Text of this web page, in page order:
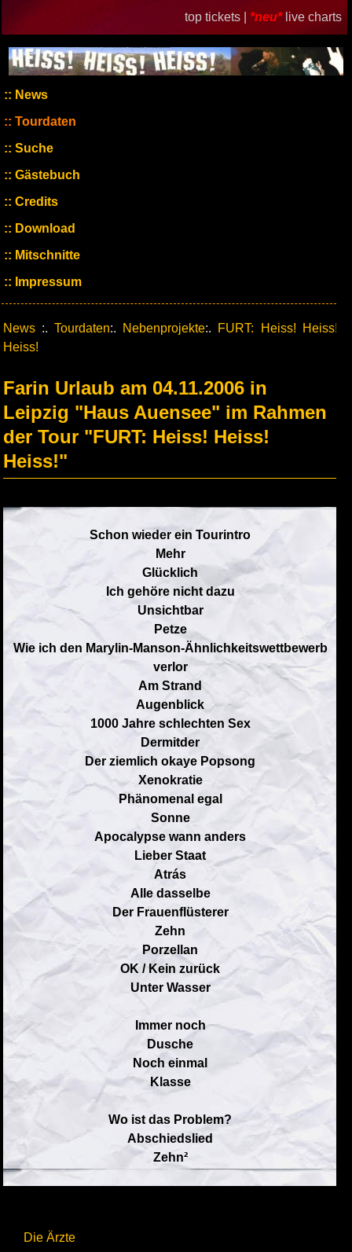
top tickets | *neu* live charts
News
Tourdaten
Suche
Gästebuch
Credits
Download
Mitschnitte
Impressum
Die Ärzte
News :.Tourdaten:. Nebenprojekte:. FURT: Heiss! Heiss!
Heiss!
Farin Urlaub am 04.11.2006 in
Leipzig "Haus Auensee" im Rahmen
der Tour "FURT: Heiss! Heiss!
Heiss!"
Schon wieder ein Tourintro
Mehr
Glücklich
Ich gehöre nicht dazu
Unsichtbar
Petze
Wie ich den Marylin-Manson-Ähnlichkeitswettbewerb
verlor
Am Strand
Augenblick
1000 Jahre schlechten Sex
Dermitder
Der ziemlich okaye Popsong
Xenokratie
Phänomenal egal
Sonne
Apocalypse wann anders
Lieber Staat
Atrás
Alle dasselbe
Der Frauenflüsterer
Zehn
Porzellan
OK / Kein zurück
Unter Wasser
Immer noch
Dusche
Noch einmal
Klasse
Wo ist das Problem?
Abschiedslied
Zehn²